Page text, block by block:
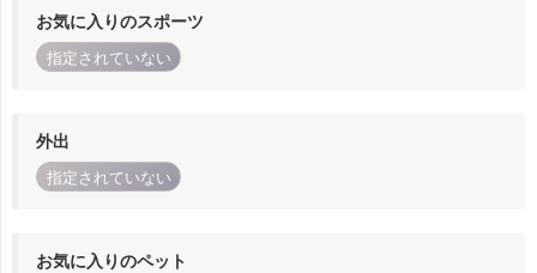
お気に入りのスポーツ
指定されていない
外出
指定されていない
お気に入りのペット